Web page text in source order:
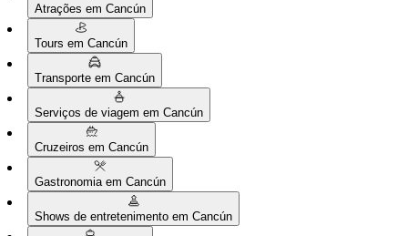
Atrações em Cancún
Tours em Cancún
Transporte em Cancún
Serviços de viagem em Cancún
Cruzeiros em Cancún
Gastronomia em Cancún
Shows de entretenimento em Cancún